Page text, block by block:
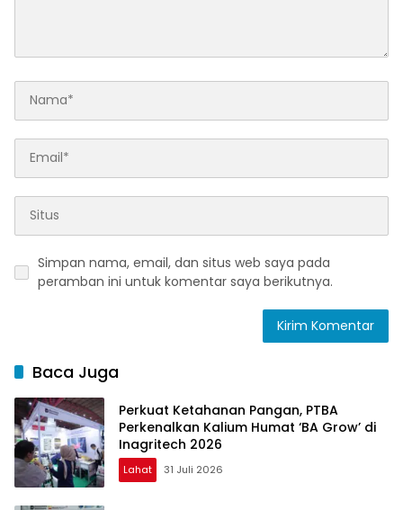
Simpan nama, email, dan situs web saya pada
peramban ini untuk komentar saya berikutnya.
Baca Juga
Perkuat Ketahanan Pangan, PTBA
Perkenalkan Kalium Humat ‘BA Grow’ di
Inagritech 2026
Lahat 31 Juli 2026